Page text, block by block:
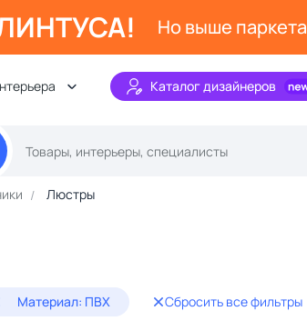
Но выше паркета
Каталог дизайнеров
Люстры
Материал: ПВХ Сбросить все фильтры